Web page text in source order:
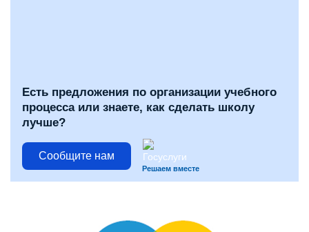
Есть предложения по организации учебного
процесса или знаете, как сделать школу
лучше?
Сообщите нам
Решаем вместе